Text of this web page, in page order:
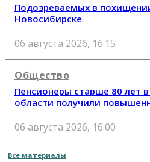
Подозреваемых в
Новосибирске
06 августа 2026, 16:15
Общество
Пенсионеры старше 80 лет
области получили
06 августа 2026, 16:00
Все материалы